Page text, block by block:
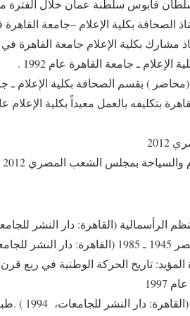
سلطنة عمان خلال الفترة من سبتمبر 1997 حتى
بكلية الإعلام –جامعة القاهرة في 24/9/
بكلية الإعلام جامعة القاهرة في 19 / 8 / 1997
ـ جامعة القاهرة عام 1992 .
) بقسم الصحافة بكلية الإعلام ـ جامعة
بالعمل معيداً بكلية الإعلام عام
والسياحة بمجلس الشعب المصري 2012
(القاهرة: دار النشر للجامعات
1995)
تاريخ الحركة الوطنية في ربع قرن
للجامعات، 1994 ) .طبعة ثانية 2004